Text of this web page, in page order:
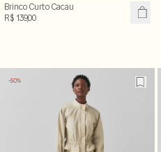
Brinco Curto Cacau
R$ 139,00
-50%